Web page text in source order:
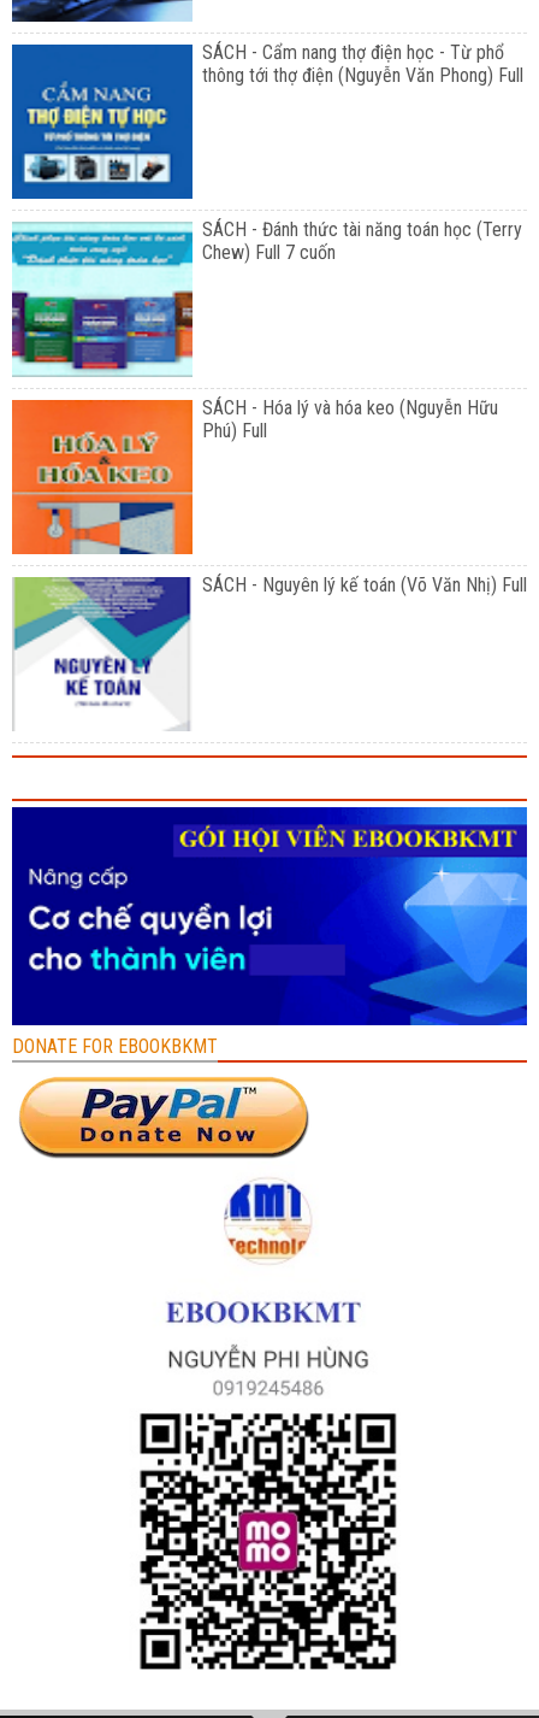
SÁCH - Cẩm nang thợ điện học - Từ phổ
thông tới thợ điện (Nguyễn Văn Phong) Full
SÁCH - Đánh thức tài năng toán học (Terry
Chew) Full 7 cuốn
SÁCH - Hóa lý và hóa keo (Nguyễn Hữu
Phú) Full
SÁCH - Nguyên lý kế toán (Võ Văn Nhị) Full
DONATE FOR EBOOKBKMT